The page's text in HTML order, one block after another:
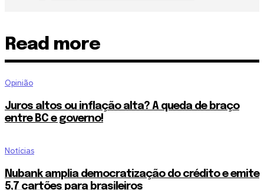
Read more
Opinião
Juros altos ou inflação alta? A queda de braço
entre BC e governo!
Notícias
Nubank amplia democratização do crédito e emite
5,7 cartões para brasileiros